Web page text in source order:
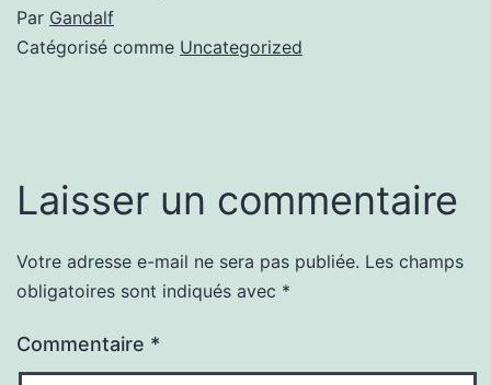
Par Gandalf
Catégorisé comme Uncategorized
Laisser un commentaire
Votre adresse e-mail ne sera pas publiée. Les champs
obligatoires sont indiqués avec *
Commentaire *